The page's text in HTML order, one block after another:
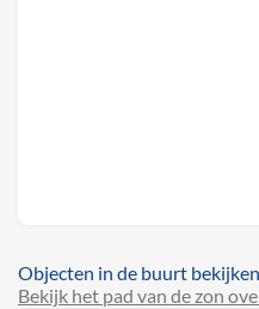
Objecten in de buurt bekijken
Bekijk het pad van de zon